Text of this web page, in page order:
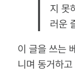
지 못
러운
이 글을 쓰는
니며 동거하